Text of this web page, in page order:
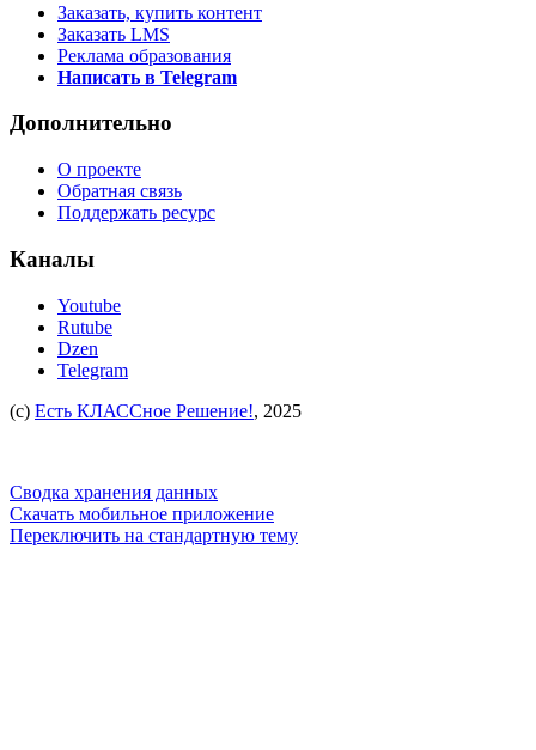
Заказать, купить контент
Заказать LMS
Реклама образования
Написать в Telegram
Дополнительно
О проекте
Обратная связь
Поддержать ресурс
Каналы
Youtube
Rutube
Dzen
Telegram
(c) Есть КЛАССное Решение!, 2025
Сводка хранения данных
Скачать мобильное приложение
Переключить на стандартную тему